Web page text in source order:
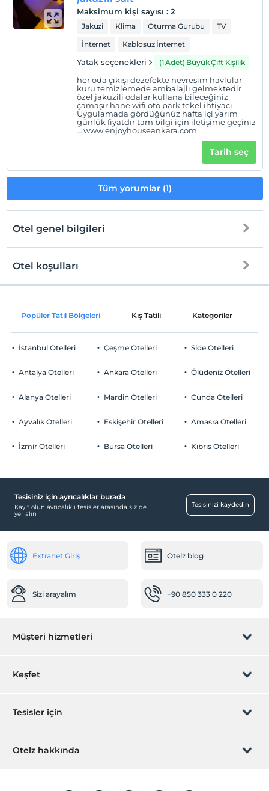
Maksimum kişi sayısı : 2
Jakuzi Klima Oturma Gurubu
TV
İnternet
Kablosuz İnternet
Yatak seçenekleri (1 Adet) Büyük Çift Kişilik
her oda çıkışı dezefekte nevresim havlular
kuru temizlemede ambalajlı gelmektedir
özel jakuzili odalar kullana bileceğiniz
çamaşır hane wifi oto park tekel ihtiyacı
Uygulamada gördüğünüz hafta içi yarım
günlük fiyatdır tam bilgi için iletişime geçiniz
… www.enjoyhouseankara.com
Tarih seç
Tüm yorumlar (1)
Otel genel bilgileri
Ortak alanlar ve tüm odalar
Otopark
Ücretsiz Özel Otopark
Yiyecek & İçecek
Dinlenme salonu
Sigara içilmeyen odalar
Hastaneye kolay ulaşım (15 dakika)
Şehir merkezi
Faks/fotokopi
Otel koşulları
Check/in
Check/out
En geç saat 11:00 ve öncesi
Evcil Hayvan
2 yaşına kadar olan bebekler ücretsizdir.
Popüler Tatil Bölgeleri Kış Tatili Kategoriler
İstanbul Otelleri
Antalya Otelleri
Alanya Otelleri
Ayvalık Otelleri
İzmir Otelleri
Çeşme Otelleri
Ankara Otelleri
Mardin Otelleri
Eskişehir Otelleri
Bursa Otelleri
Side Otelleri
Ölüdeniz Otelleri
Cunda Otelleri
Amasra Otelleri
Kıbrıs Otelleri
Tesisiniz için ayrıcalıklar burada
Kayıt olun ayrıcalıklı tesisler arasında siz de
yer alın
Tesisinizi kaydedin
Extranet Giriş Otelz blog
Sizi arayalım +90 850 333 0 220
Müşteri hizmetleri
Rezervasyon yönet
Keşfet
Hediye Kart
Tesisler için
Hemen tesisinizi ekleyin
Otelz hakkında